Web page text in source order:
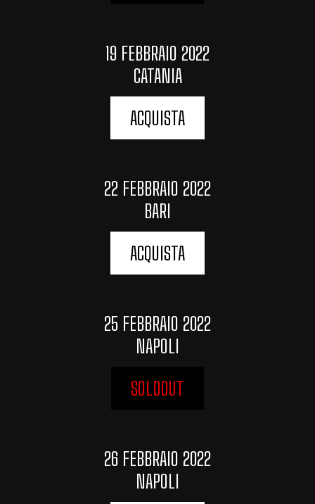
19 FEBBRAIO 2022
CATANIA
ACQUISTA
22 FEBBRAIO 2022
BARI
ACQUISTA
25 FEBBRAIO 2022
NAPOLI
SOLDOUT
26 FEBBRAIO 2022
NAPOLI